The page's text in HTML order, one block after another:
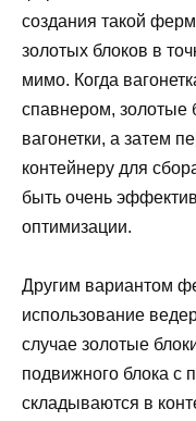
создания такой
золотых блоков в
мимо. Когда
спавнером, золотые
вагонетки, а затем
контейнеру для
быть очень
оптимизации.
Другим вариантом
использование
случае золотые
подвижного блока с
складываются в